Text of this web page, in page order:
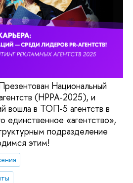
Национальный
(НРРА-2025), и
вошла в ТОП-5 агентств в
единственное «агентство»,
подразделение
этим!